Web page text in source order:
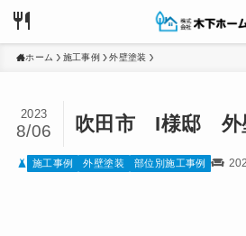
ホーム 施工事例 外壁塗装
吹田市 I様邸 外
2023
8/06
施工事例 外壁塗装 部位別施工事例